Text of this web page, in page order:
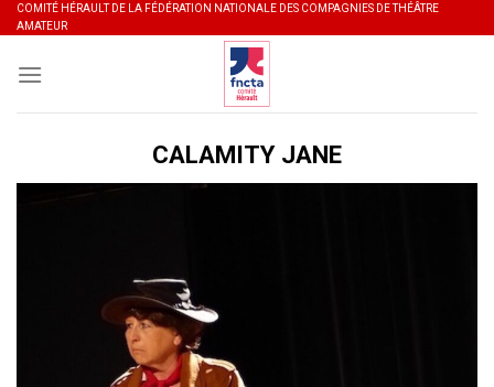
Skip
to
content
COMITÉ HÉRAULT DE LA FÉDÉRATION NATIONALE DES COMPAGNIES DE THÉÂTRE
AMATEUR
CALAMITY JANE